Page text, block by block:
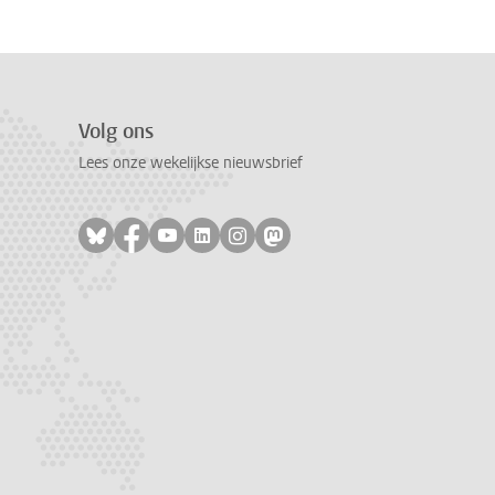
Volg ons
Lees onze wekelijkse nieuwsbrief
Volg ons op bluesky
Volg ons op facebook
Volg ons op youtube
Volg ons op linkedin
Volg ons op instagram
Volg ons op mastodon